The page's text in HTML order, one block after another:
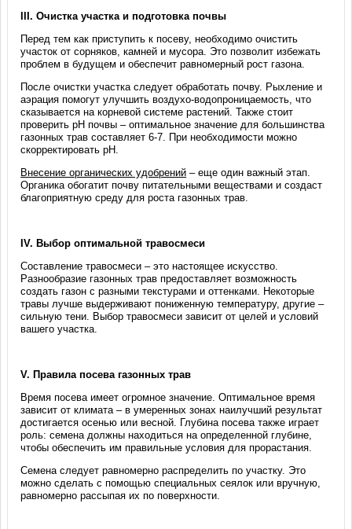
III. Очистка участка и подготовка почвы
Перед тем как приступить к посеву, необходимо очистить
участок от сорняков, камней и мусора. Это позволит избежать
проблем в будущем и обеспечит равномерный рост газона.
После очистки участка следует обработать почву. Рыхление и
аэрация помогут улучшить воздухо-водопроницаемость, что
сказывается на корневой системе растений. Также стоит
проверить pH почвы – оптимальное значение для большинства
газонных трав составляет 6-7. При необходимости можно
скорректировать pH.
Внесение органических удобрений – еще один важный этап.
Органика обогатит почву питательными веществами и создаст
благоприятную среду для роста газонных трав.
IV. Выбор оптимальной травосмеси
Составление травосмеси – это настоящее искусство.
Разнообразие газонных трав предоставляет возможность
создать газон с разными текстурами и оттенками. Некоторые
травы лучше выдерживают пониженную температуру, другие –
сильную тени. Выбор травосмеси зависит от целей и условий
вашего участка.
V. Правила посева газонных трав
Время посева имеет огромное значение. Оптимальное время
зависит от климата – в умеренных зонах наилучший результат
достигается осенью или весной. Глубина посева также играет
роль: семена должны находиться на определенной глубине,
чтобы обеспечить им правильные условия для прорастания.
Семена следует равномерно распределить по участку. Это
можно сделать с помощью специальных сеялок или вручную,
равномерно рассыпая их по поверхности.